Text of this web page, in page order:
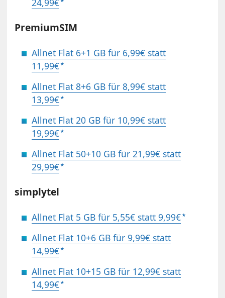
24,99€
PremiumSIM
Allnet Flat 6+1 GB für 6,99€ statt
11,99€
Allnet Flat 8+6 GB für 8,99€ statt
13,99€
Allnet Flat 20 GB für 10,99€ statt
19,99€
Allnet Flat 50+10 GB für 21,99€ statt
29,99€
simplytel
Allnet Flat 5 GB für 5,55€ statt 9,99€
Allnet Flat 10+6 GB für 9,99€ statt
14,99€
Allnet Flat 10+15 GB für 12,99€ statt
14,99€